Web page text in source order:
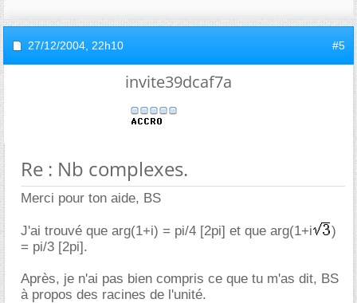
27/12/2004, 22h10 #5
invite39dcaf7a
Re : Nb complexes.
Merci pour ton aide, BS
J'ai trouvé que arg(1+i) = pi/4 [2pi] et que arg(1+i
)
= pi/3 [2pi].
Après, je n'ai pas bien compris ce que tu m'as dit, BS
à propos des racines de l'unité.